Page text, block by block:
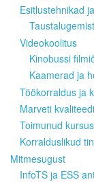
Esitlustehnikad
Videokoolitus
Kinobussi
Kaamerad ja
Töökorraldus ja
Marveti
Toimunud
Korralduslikud
Mitmesugust
InfoTS ja ESS